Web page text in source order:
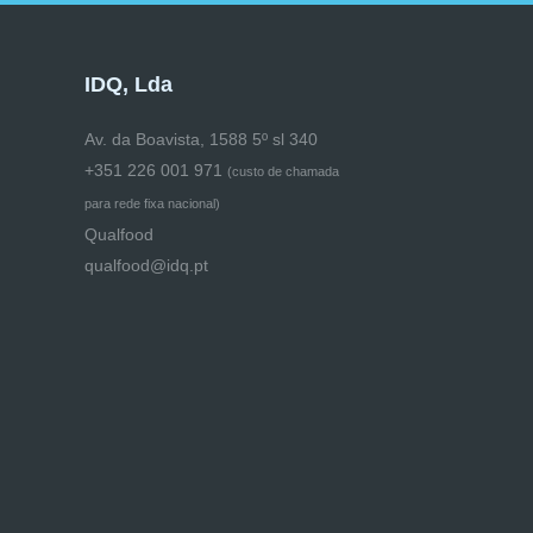
IDQ, Lda
Av. da Boavista, 1588 5º sl 340
+351 226 001 971 (custo de chamada
para rede fixa nacional)
Qualfood
qualfood@idq.pt